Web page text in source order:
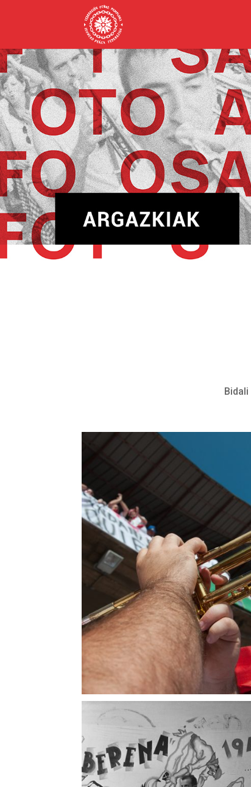
Bidali